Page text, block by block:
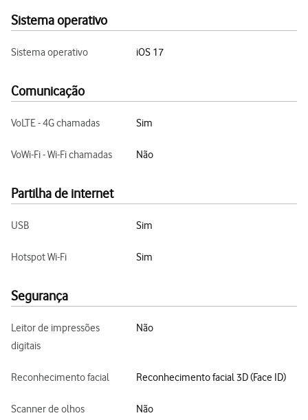
Sistema operativo
Sistema operativo iOS 17
Comunicação
VoLTE - 4G chamadas Sim
VoWi-Fi - Wi-Fi chamadas Não
Partilha de internet
USB Sim
Hotspot Wi-Fi Sim
Segurança
Leitor de impressões
digitais
Não
Reconhecimento facial Reconhecimento facial 3D (Face ID)
Scanner de olhos Não